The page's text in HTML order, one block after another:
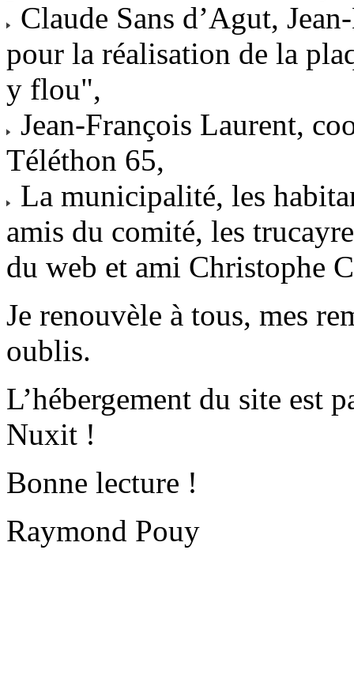
Claude Sans d’Agut,
pour la réalisation de la
y flou",
Jean-François Laurent,
Téléthon 65,
La municipalité, les
amis du comité, les
du web et ami Christophe
Je renouvèle à tous, mes
oublis.
L’hébergement du site est
Nuxit !
Bonne lecture !
Raymond Pouy